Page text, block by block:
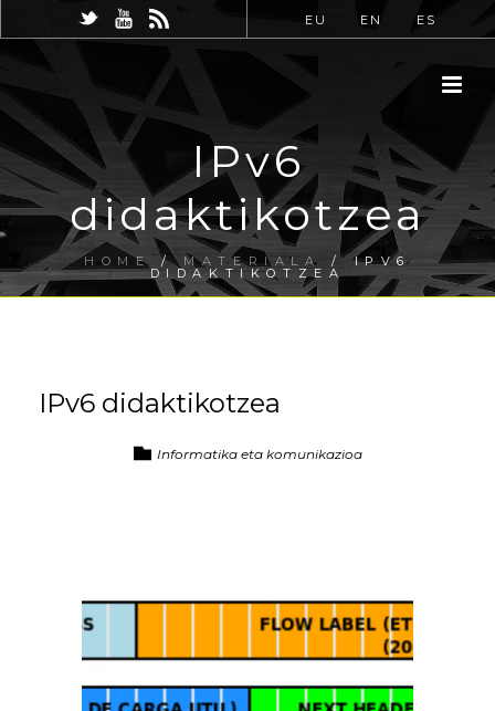
EU EN ES
IPv6
didaktikotzea
HOME / MATERIALA / IPV6
DIDAKTIKOTZEA
IPv6 didaktikotzea
Informatika eta komunikazioa